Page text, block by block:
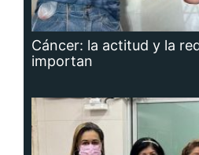
Cáncer: la actitud y la
importan